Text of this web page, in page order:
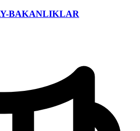
BAKANLIKLAR